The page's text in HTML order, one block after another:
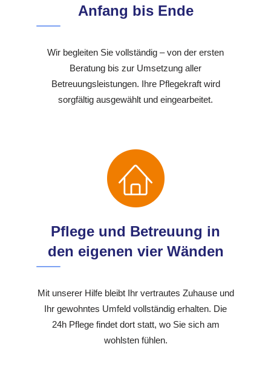
Anfang bis Ende
Wir begleiten Sie vollständig – von der ersten
Beratung bis zur Umsetzung aller
Betreuungsleistungen. Ihre Pflegekraft wird
sorgfältig ausgewählt und eingearbeitet.
Pflege und Betreuung in
den eigenen vier Wänden
Mit unserer Hilfe bleibt Ihr vertrautes Zuhause und
Ihr gewohntes Umfeld vollständig erhalten. Die
24h Pflege findet dort statt, wo Sie sich am
wohlsten fühlen.